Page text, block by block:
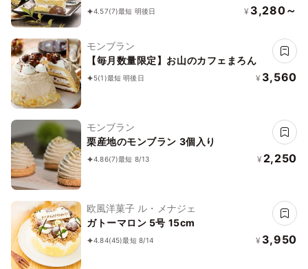
ースデー クリスマス 」
4.57(7)最短 明後日 ¥ 3,280～
モンブラン
【毎月数量限定】お山のカフェまろん
5(1)最短 明後日 ¥ 3,560
モンブラン
栗産地のモンブラン 3個入り
4.86(7)最短 8/13 ¥ 2,250
欧風洋菓子 ル・メナジェ
ガトーマロン 5号 15cm
4.84(45)最短 8/14 ¥ 3,950